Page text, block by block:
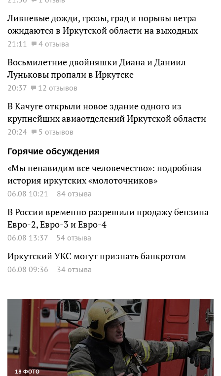
Ливневые дожди, грозы, град и порывы ветра
ожидаются в Иркутской области на выходных
21:11 4 отзыва
Восьмилетние двойняшки Диана и Даниил
Луньковы пропали в Иркутске
20:37 12 отзывов
В Качуге открыли новое здание одного из
крупнейших авиаотделений Иркутской области
20:24
5 отзывов
Горячие обсуждения
«Мы ненавидим все человечество»: подробная
история иркутских «молоточников»
06.08 10:21 84 отзыва
В России временно разрешили продажу бензина
Евро-2, Евро-3 и Евро-4
06.08 13:37 54 отзыва
Иркутский УКС могут признать банкротом
06.08 09:36 34 отзыва
18 ФОТО